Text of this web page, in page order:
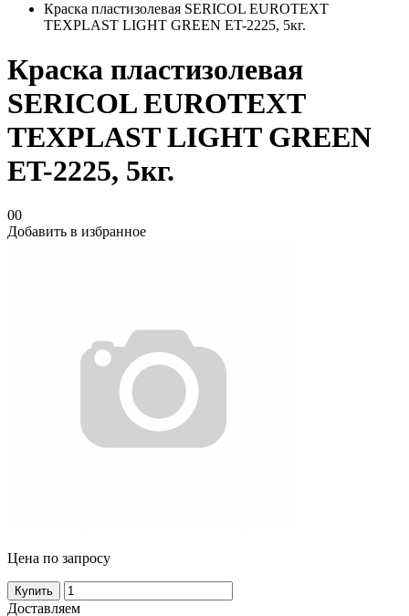
Краска пластизолевая SERICOL EUROTEXT
TEXPLAST LIGHT GREEN ET-2225, 5кг.
Краска пластизолевая
SERICOL EUROTEXT
TEXPLAST LIGHT GREEN
ET-2225, 5кг.
00
Добавить в избранное
Цена по запросу
Купить
Доставляем